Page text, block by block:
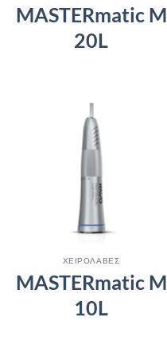
MASTERmatic M
20L
ΧΕΙΡΟΛΑΒΕΣ
MASTERmatic M
10L